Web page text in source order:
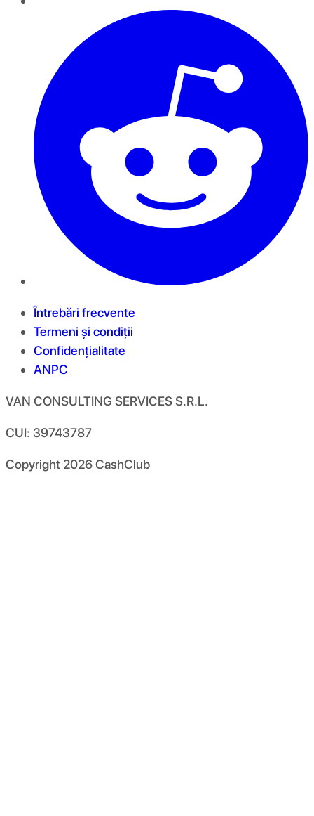
Întrebări frecvente
Termeni și condiții
Confidențialitate
ANPC
VAN CONSULTING SERVICES S.R.L.
CUI: 39743787
Copyright 2026CashClub